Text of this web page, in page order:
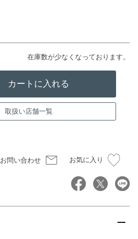
在庫数が少なくなっております。
取扱い店舗一覧
お問い合わせ お気に入り